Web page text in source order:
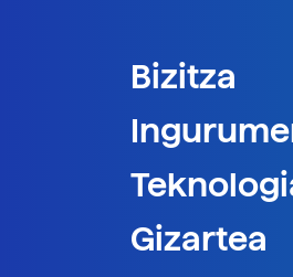
Bizitza
Gizartea